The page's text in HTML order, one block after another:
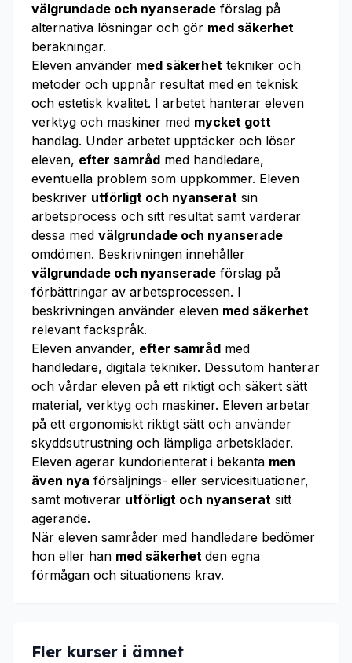
välgrundade och nyanserade förslag på
alternativa lösningar och gör med säkerhet
beräkningar.
Eleven använder med säkerhet tekniker och
metoder och uppnår resultat med en teknisk
och estetisk kvalitet. I arbetet hanterar eleven
verktyg och maskiner med mycket gott
handlag. Under arbetet upptäcker och löser
eleven, efter samråd med handledare,
eventuella problem som uppkommer. Eleven
beskriver utförligt och nyanserat sin
arbetsprocess och sitt resultat samt värderar
dessa med välgrundade och nyanserade
omdömen. Beskrivningen innehåller
välgrundade och nyanserade förslag på
förbättringar av arbetsprocessen. I
beskrivningen använder eleven med säkerhet
relevant fackspråk.
Eleven använder, efter samråd med
handledare, digitala tekniker. Dessutom hanterar
och vårdar eleven på ett riktigt och säkert sätt
material, verktyg och maskiner. Eleven arbetar
på ett ergonomiskt riktigt sätt och använder
skyddsutrustning och lämpliga arbetskläder.
Eleven agerar kundorienterat i bekanta men
även nya försäljnings- eller servicesituationer,
samt motiverar utförligt och nyanserat sitt
agerande.
När eleven samråder med handledare bedömer
hon eller han med säkerhet den egna
förmågan och situationens krav.
Fler kurser i ämnet